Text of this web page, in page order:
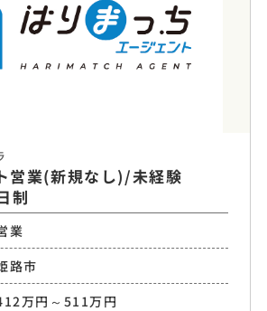
営業(新規なし)/未経験
制
業
路市
万円～511万円